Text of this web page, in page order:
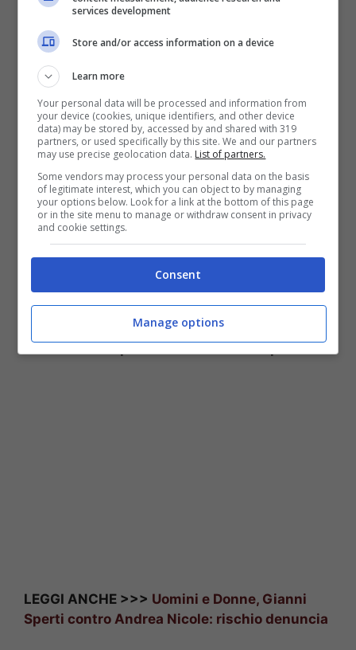
La sigla di Un Posto al Sole
Dalleanticipazionidi Un Posto al Sole della
puntata che andrà in onda
lunedì 20 dicembre
veniamo a conoscenza del fatto che la fine
della relazione traClara ePatrizioha
totalmente sconvolto il ragazzo. Il figlio di
Raffaele ed Ornella ha la quasi certezza
matematica che dietro la decisione della madre
del piccolo Federico ci sia Alberto. Quello che
non sa è che Clara ha preso la decisione dopo il
confronto a cuore aperto con sua madre
Ornella.La scoperta lo lascerà senza parole.
LEGGI ANCHE >>> Uomini e Donne, Gianni
Sperti contro Andrea Nicole: rischio denuncia
services development
Store and/or access information on a device
Learn more
Your personal data will be processed and information from
your device (cookies, unique identifiers, and other device
data) may be stored by, accessed by and shared with 319
partners, or used specifically by this site. We and our partners
may use precise geolocation data. List of partners.
Some vendors may process your personal data on the basis
of legitimate interest, which you can object to by managing
your options below. Look for a link at the bottom of this page
or in the site menu to manage or withdraw consent in privacy
and cookie settings.
Consent
Manage options